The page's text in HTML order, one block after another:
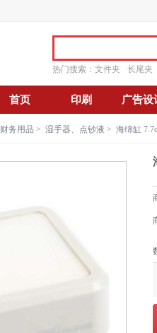
热门搜索： 文件夹 长尾夹
首页 印刷 广告设
财务用品 > 湿手器、点钞液 > 海绵缸